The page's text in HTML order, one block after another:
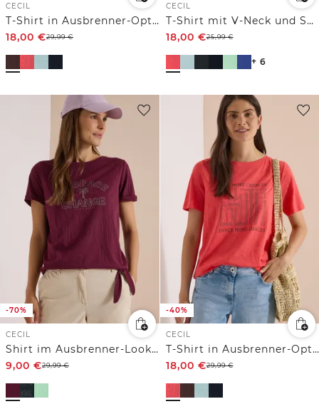
CECIL
T-Shirt in Ausbrenner-Optik
18,00 €29,99€
CECIL
T-Shirt mit V-Neck und Spitzendetail
18,00 €25,99€
+ 6
-70%
CECIL
Shirt im Ausbrenner-Look mit Wording
9,00 €29,99€
-40%
CECIL
T-Shirt in Ausbrenner-Optik
18,00 €29,99€